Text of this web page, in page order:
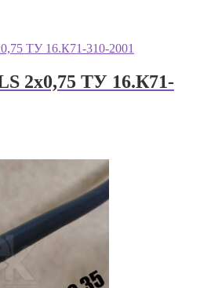
2х0,75 ТУ 16.К71-